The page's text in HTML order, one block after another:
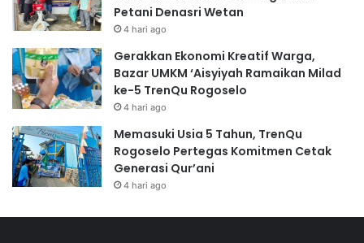
Petani Denasri Wetan
4 hari ago
Gerakkan Ekonomi Kreatif Warga,
Bazar UMKM ‘Aisyiyah Ramaikan Milad
ke-5 TrenQu Rogoselo
4 hari ago
Memasuki Usia 5 Tahun, TrenQu
Rogoselo Pertegas Komitmen Cetak
Generasi Qur’ani
4 hari ago